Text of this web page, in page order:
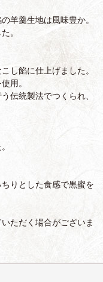
羊羹生地は風味豊か。
。
し餡に仕上げました。
用。
伝統製法でつくられ、
りとした食感で黒蜜を
ただく場合がございま